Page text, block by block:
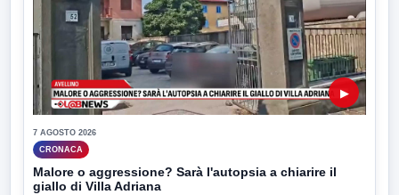
▶
7 AGOSTO 2026
CRONACA
Malore o aggressione? Sarà l'autopsia a chiarire il
giallo di Villa Adriana